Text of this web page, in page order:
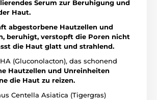
Serum zur Beruhigung und
Haut.
abgestorbene Hautzellen und
beruhigt, verstopft die Poren nicht
die Haut glatt und strahlend.
(Gluconolacton), das schonend
Hautzellen und Unreinheiten
die Haut zu reizen.
Centella Asiatica (Tigergras)